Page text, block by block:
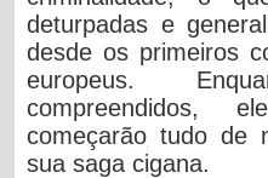
deturpadas e
desde os primeiros
europeus.
compreendidos,
começarão tudo de
sua saga cigana.